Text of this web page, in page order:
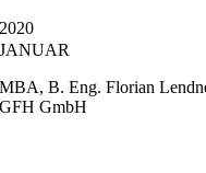
2020
JANUAR
MBA, B. Eng. Florian
GFH GmbH